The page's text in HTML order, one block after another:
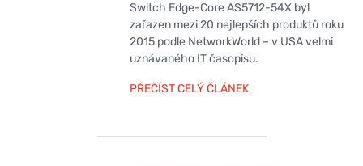
Switch Edge-Core AS5712-54X byl
zařazen mezi 20 nejlepších produktů roku
2015 podle NetworkWorld – v USA velmi
uznávaného IT časopisu.
PŘEČÍST CELÝ ČLÁNEK